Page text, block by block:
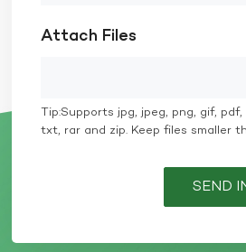
젝트에 가볍고 내구성이 뛰어나며
가능한 소재가 필요한 경우
귀하의 요구 사항에 맞춰 맞춤형 복
있습니다. 산업계에서 에너지 효율
능성, 뛰어난 재료 성능에 대한 요구
암 섬유 복합 재료가 가장 유망한
르고 있습니다. 뛰어난 강도, 내구성
현무암 섬유 복합재는 첨단 소재와
하고, 더 푸른 미래를 건설할 수 있
Attach Files
Tip:Supports jpg, jpeg, png, gif, pdf,
txt, rar and zip. Keep files smaller
SEND